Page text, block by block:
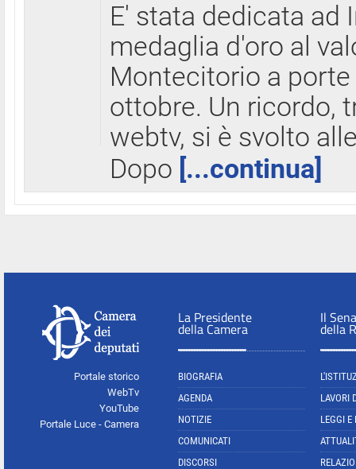
E' stata dedicata ad
medaglia d'oro al
Montecitorio a
ottobre. Un ricordo,
webtv, si è svolto
Dopo [...continua]
Portale storico
WebTv
YouTube
Portale Luce - Camera
La Presidente
della Camera
BIOGRAFIA
AGENDA
NOTIZIE
COMUNICATI
DISCORSI
Il
della
LAVORI
LEGGI E